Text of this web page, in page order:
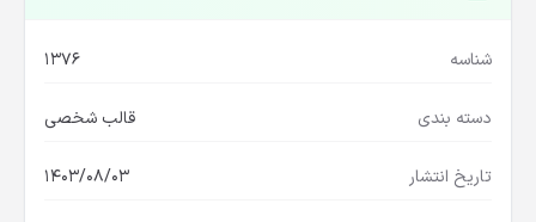
شناسه 1376
دسته بندی قالب شخصی
تاریخ انتشار 1403/08/03